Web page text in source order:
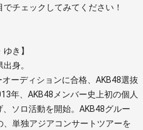
チェックしてみてください！
ゆき】
身。
ーディションに合格、AKB48選抜
年、AKB48メンバー史上初の個人
ソロ活動を開始。AKB48グルー
単独アジアコンサートツアーを